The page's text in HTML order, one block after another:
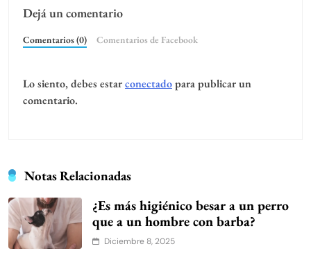
Dejá un comentario
Comentarios (0) Comentarios de Facebook
Lo siento, debes estarconectadopara publicar un
comentario.
Notas Relacionadas
¿Es más higiénico besar a un perro
que a un hombre con barba?
Diciembre 8, 2025